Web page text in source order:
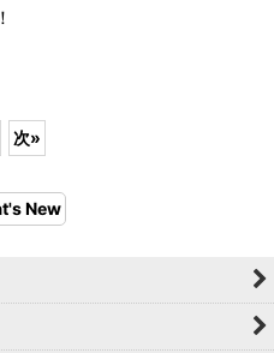
次»
New